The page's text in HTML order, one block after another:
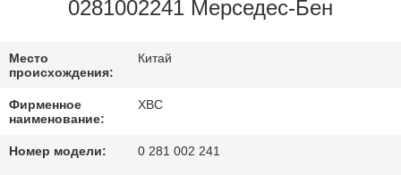
КАЧЕСТВА
СВЯЖИТЕСЬ
МЫ
0281002241 Мерседес-Бен
Место
происхождения:
Китай
Фирменное
наименование:
XBC
Номер модели: 0 281 002 241